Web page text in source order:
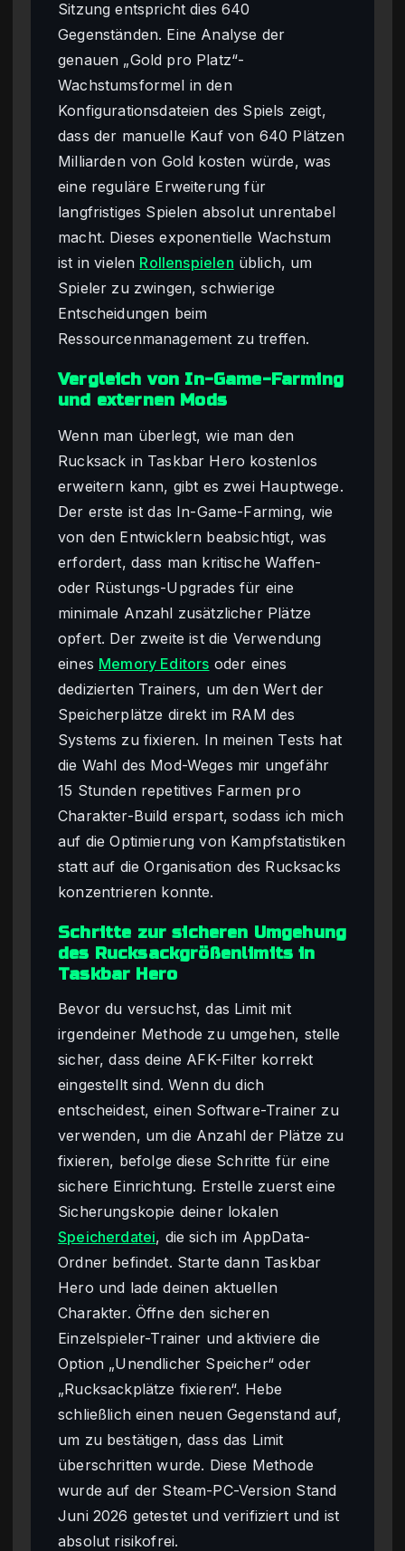
Sitzung entspricht dies 640
Gegenständen. Eine Analyse der
genauen „Gold pro Platz“-
Wachstumsformel in den
Konfigurationsdateien des Spiels zeigt,
dass der manuelle Kauf von 640 Plätzen
Milliarden von Gold kosten würde, was
eine reguläre Erweiterung für
langfristiges Spielen absolut unrentabel
macht. Dieses exponentielle Wachstum
ist in vielen Rollenspielen üblich, um
Spieler zu zwingen, schwierige
Entscheidungen beim
Ressourcenmanagement zu treffen.
Vergleich von In-Game-Farming
und externen Mods
Wenn man überlegt, wie man den
Rucksack in Taskbar Hero kostenlos
erweitern kann, gibt es zwei Hauptwege.
Der erste ist das In-Game-Farming, wie
von den Entwicklern beabsichtigt, was
erfordert, dass man kritische Waffen-
oder Rüstungs-Upgrades für eine
minimale Anzahl zusätzlicher Plätze
opfert. Der zweite ist die Verwendung
eines Memory Editors oder eines
dedizierten Trainers, um den Wert der
Speicherplätze direkt im RAM des
Systems zu fixieren. In meinen Tests hat
die Wahl des Mod-Weges mir ungefähr
15 Stunden repetitives Farmen pro
Charakter-Build erspart, sodass ich mich
auf die Optimierung von Kampfstatistiken
statt auf die Organisation des Rucksacks
konzentrieren konnte.
Schritte zur sicheren Umgehung
des Rucksackgrößenlimits in
Taskbar Hero
Bevor du versuchst, das Limit mit
irgendeiner Methode zu umgehen, stelle
sicher, dass deine AFK-Filter korrekt
eingestellt sind. Wenn du dich
entscheidest, einen Software-Trainer zu
verwenden, um die Anzahl der Plätze zu
fixieren, befolge diese Schritte für eine
sichere Einrichtung. Erstelle zuerst eine
Sicherungskopie deiner lokalen
Speicherdatei, die sich im AppData-
Ordner befindet. Starte dann Taskbar
Hero und lade deinen aktuellen
Charakter. Öffne den sicheren
Einzelspieler-Trainer und aktiviere die
Option „Unendlicher Speicher“ oder
„Rucksackplätze fixieren“. Hebe
schließlich einen neuen Gegenstand auf,
um zu bestätigen, dass das Limit
überschritten wurde. Diese Methode
wurde auf der Steam-PC-Version Stand
Juni 2026 getestet und verifiziert und ist
absolut risikofrei.